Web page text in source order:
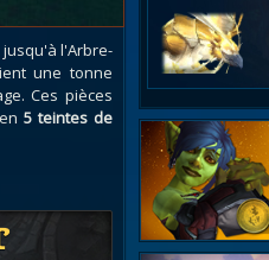
l'Arbre-
une tonne
Ces pièces
5 teintes de